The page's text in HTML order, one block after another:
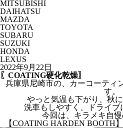
MITSUBISHI
DAIHATSU
MAZDA
TOYOTA
SUBARU
SUZUKI
HONDA
LEXUS
2022年9月22日
〖COATING硬化乾燥〗
兵庫県尼崎市の、カーコーティ
す。
やっと気温も下がり、秋
洗車もしやすく、ドライブ
今回は、キラメキ自
【COATING HARDEN BOOTH